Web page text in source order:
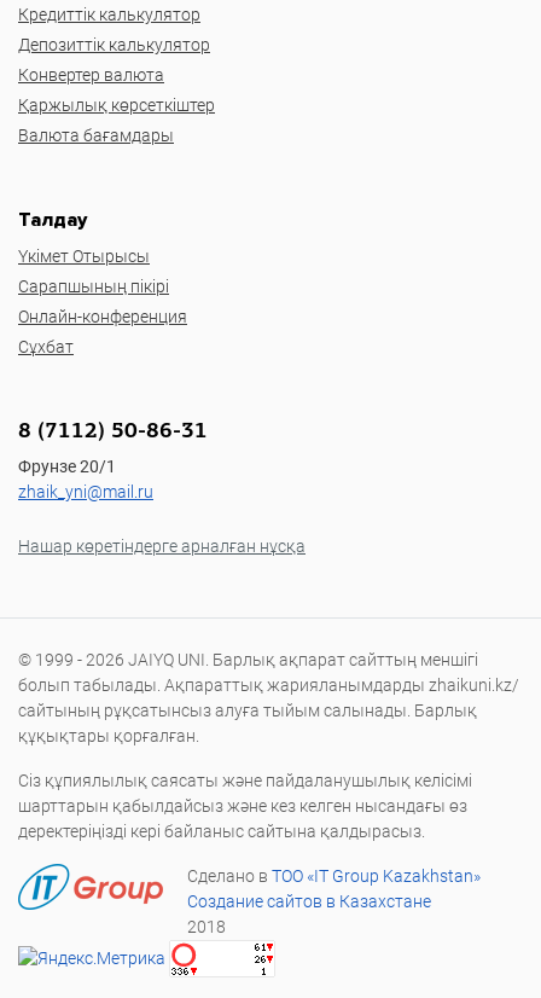
Кредиттік калькулятор
Депозиттік калькулятор
Конвертер валюта
Қаржылық көрсеткіштер
Валюта бағамдары
Талдау
Үкімет Отырысы
Сарапшының пікірі
Онлайн-конференция
Сұхбат
8 (7112) 50-86-31
Фрунзе 20/1
zhaik_yni@mail.ru
Нашар көретіндерге арналған нұсқа
© 1999 - 2026 JAIYQ UNI. Барлық ақпарат сайттың меншігі
болып табылады. Ақпараттық жарияланымдарды zhaikuni.kz/
сайтының рұқсатынсыз алуға тыйым салынады. Барлық
құқықтары қорғалған.
Сіз құпиялылық саясаты және пайдаланушылық келісімі
шарттарын қабылдайсыз және кез келген нысандағы өз
деректеріңізді кері байланыс сайтына қалдырасыз.
Сделано в ТОО «IT Group Kazakhstan»
Создание сайтов в Казахстане
2018